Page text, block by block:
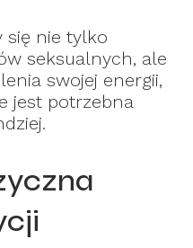
się nie tylko
seksualnych, ale
swojej energii,
jest potrzebna